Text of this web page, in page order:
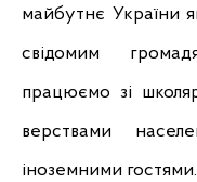
майбутнє України
свідомим
працюємо зі
верствами
іноземними гостями.